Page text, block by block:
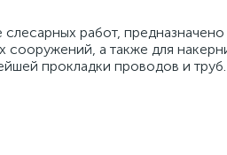
работ,
сооружений, а также для
прокладки проводов и труб.